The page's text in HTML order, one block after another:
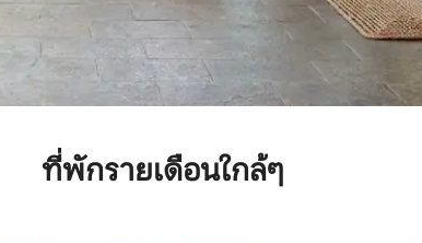
ที่พักรายเดือนใกล้ๆ